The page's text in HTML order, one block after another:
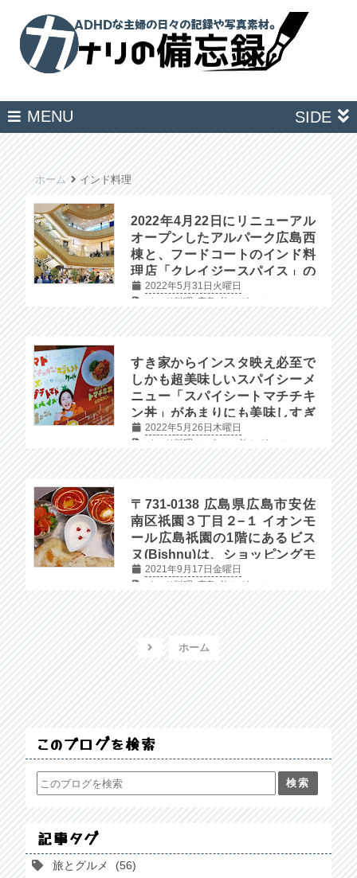
MENU SIDE
ホーム インド料理
2022年4月22日にリニューアル
オープンしたアルパーク広島西
棟と、フードコートのインド料
理店「クレイジースパイス」の
写真付きレポートです。
2022年5月31日火曜日
インド料理 広島 旅とグルメ
すき家からインスタ映え必至で
しかも超美味しいスパイシーメ
ニュー「スパイシートマチチキ
ン丼」があまりにも美味しすぎ
たので全力でおすすめします！
2022年5月26日木曜日
インド料理
レビュー 旅とグルメ
〒731-0138 広島県広島市安佐
南区祇園３丁目２−１ イオンモ
ール広島祇園の1階にあるビス
ヌ(Bishnu)は、ショッピングモ
ール内にある本格インド料理の
2021年9月17日金曜日
インド料理 広島 旅とグルメ
ホーム
このブログを検索
記事タグ
旅とグルメ
56